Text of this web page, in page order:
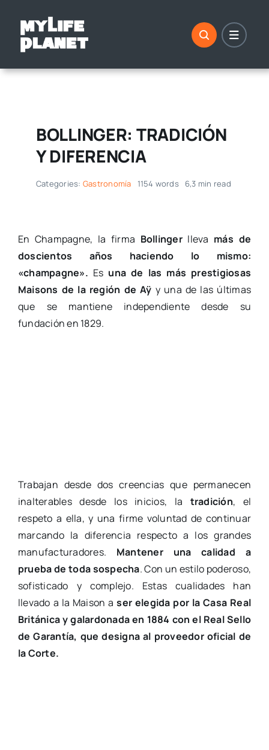
contenido
BOLLINGER: TRADICIÓN
Y DIFERENCIA
Categories: Gastronomía 1154 words 6,3 min read
En Champagne, la firma Bollingerlleva más de
doscientos años haciendo lo mismo:
«champagne». Es una de las más prestigiosas
Maisons de la región de Aÿ y una de las últimas
que se mantiene independiente desde su
fundación en 1829.
Trabajan desde dos creencias que permanecen
inalterables desde los inicios, la tradición, el
respeto a ella, y una firme voluntad de continuar
marcando la diferencia respecto a los grandes
manufacturadores. Mantener una calidad a
prueba de toda sospecha. Con un estilo poderoso,
sofisticado y complejo. Estas cualidades han
llevado a la Maison aser elegida por la Casa Real
Británica y galardonada en 1884 con el Real Sello
de Garantía, que designa al proveedor oficial de
la Corte.